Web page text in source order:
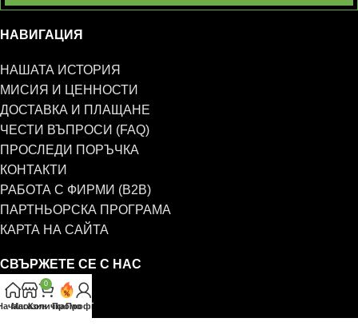
НАВИГАЦИЯ
НАШАТА ИСТОРИЯ
МИСИЯ И ЦЕННОСТИ
ДОСТАВКА И ПЛАЩАНЕ
ЧЕСТИ ВЪПРОСИ (FAQ)
ПРОСЛЕДИ ПОРЪЧКА
КОНТАКТИ
РАБОТА С ФИРМИ (B2B)
ПАРТНЬОРСКА ПРОГРАМА
КАРТА НА САЙТА
СВЪРЖЕТЕ СЕ С НАС
0885 323 661
Магазин
0
КоличкаПромоПрофил